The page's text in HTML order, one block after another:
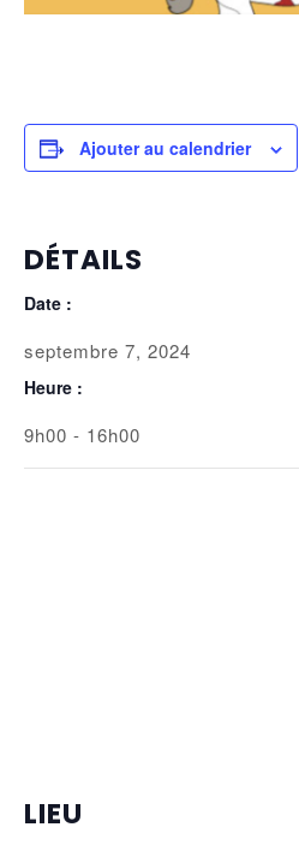
Ajouter au calendrier
DÉTAILS
Date :
septembre 7, 2024
Heure :
9h00 - 16h00
LIEU